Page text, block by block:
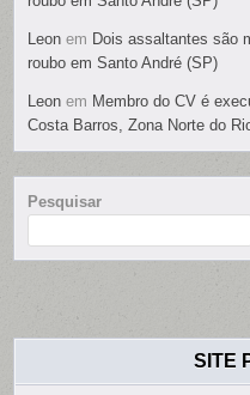
Leon em Dois assaltantes são
roubo em Santo André (SP)
Leon em Membro do CV é
Costa Barros, Zona Norte do
Pesquisar
SITE